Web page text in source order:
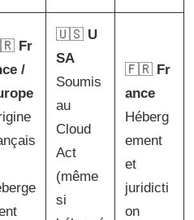
Fr
/
🇺🇸 U
SA
Soumis
au
Cloud
Act
(même
si
🇫🇷 Fr
ance
Héberg
ement
et
juridicti
on